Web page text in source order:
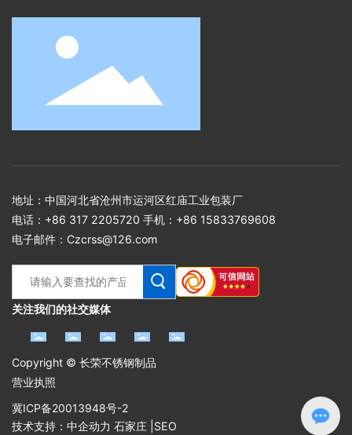
地址：中国河北省沧州市运河区红庙工业包装厂
电话： +86 317 2205720 手机： +86 15833769608
电子邮件： Czcrss@126.com
关注我们的社交媒体
Copyright © 长荣不锈钢制品
营业执照
冀ICP备20013948号-2
技术支持： 中企动力 石家庄 SEO